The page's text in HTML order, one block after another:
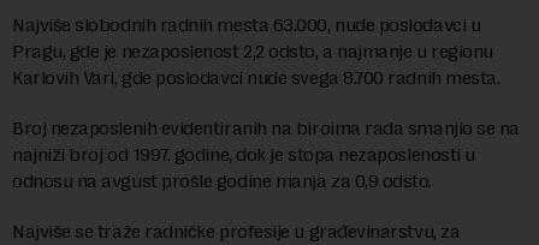
Najviše slobodnih radnih mesta 63.000, nude poslodavci u
Pragu, gde je nezaposlenost 2,2 odsto, a najmanje u regionu
Karlovih Vari, gde poslodavci nude svega 8.700 radnih mesta.
Broj nezaposlenih evidentiranih na biroima rada smanjio se na
najniži broj od 1997. godine, dok je stopa nezaposlenosti u
odnosu na avgust prošle godine manja za 0,9 odsto.
Najviše se traže radničke profesije u građevinarstvu, za